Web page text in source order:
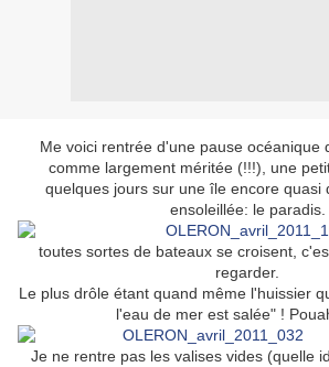
Me voici rentrée d'une pause océanique
comme largement méritée (!!!), une
quelques jours sur une île encore quasi
ensoleillée: le paradis.
toutes sortes de bateaux se croisent,
regarder.
Le plus drôle étant quand même l'huissier
l'eau de mer est salée" !
Je ne rentre pas les valises vides (quelle